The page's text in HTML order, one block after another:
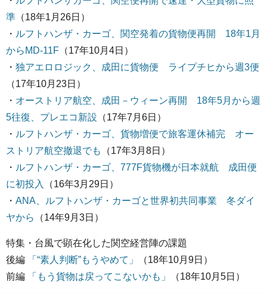
準 （18年1月26日）
・ ルフトハンザ・カーゴ、関空発着の貨物便再開 18年1月
からMD-11F （17年10月4日）
・ 独アエロロジック、成田に貨物便 ライプチヒから週3便
（17年10月23日）
・ オーストリア航空、成田－ウィーン再開 18年5月から週
5往復、プレエコ新設 （17年7月6日）
・ ルフトハンザ・カーゴ、貨物増便で旅客運休補完 オー
ストリア航空撤退でも
（17年3月8日）
・ ルフトハンザ・カーゴ、777F貨物機が日本就航 成田便
に初投入
（16年3月29日）
・ ANA、ルフトハンザ・カーゴと世界初共同事業 冬ダイ
ヤから
（14年9月3日）
特集・台風で顕在化した関空経営陣の課題
後編
「“素人判断”もうやめて」
（18年10月9日）
前編
「もう貨物は戻ってこないかも」 （18年10月5日）